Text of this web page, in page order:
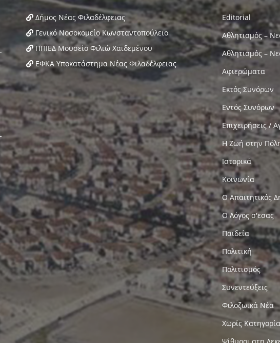
Δήμος Νέας Φιλαδέλφειας
Γενικό Νοσοκομείο Κωνσταντοπούλειο
ΠΠΙΕΔ Μουσείο Φιλιώ Χαϊδεμένου
ΕΦΚΑ Υποκατάστημα Νέας Φιλαδέλφειας
Editorial
Αθλητισμός –
Αθλητισμός –
Αφιερώματα
Εκτός Συνόρων
Εντός Συνόρων
Επιχειρήσεις /
Η Ζωή στην
Ιστορικά
Κοινωνία
Ο Απαιτητικός
Ο Λόγος σ'εσας
Παιδεία
Πολιτική
Πολιτισμός
Συνεντεύξεις
Φιλοζωικά Νέα
Χωρίς Κατηγορία